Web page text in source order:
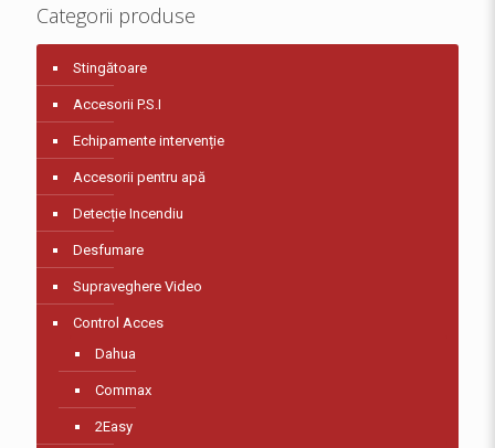
Categorii produse
Stingătoare
Accesorii P.S.I
Echipamente intervenție
Accesorii pentru apă
Detecție Incendiu
Desfumare
Supraveghere Video
Control Acces
Dahua
Commax
2Easy